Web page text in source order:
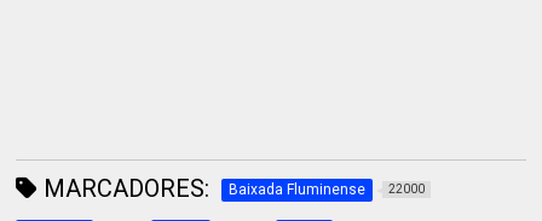
MARCADORES: Baixada Fluminense 22000